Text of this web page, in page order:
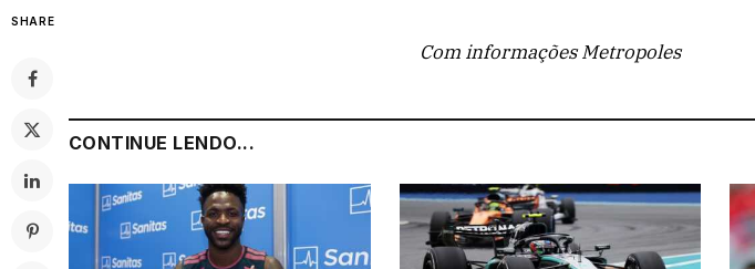
SHARE
Com informações Metropoles
CONTINUE LENDO...